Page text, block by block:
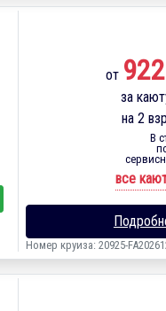
от
за
на 2
В
все
Номер круиза: 20925-